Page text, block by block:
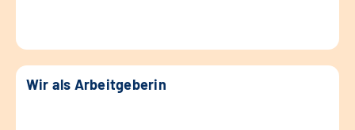
Wir als Arbeitgeberin